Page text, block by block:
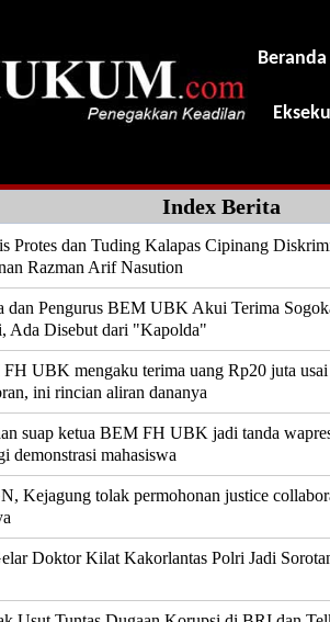
Beranda
Index Berita
Protes dan Tuding Kalapas Cipinang
Razman Arif Nasution
dan Pengurus BEM UBK Akui Terima
Ada Disebut dari "Kapolda"
UBK mengaku terima uang Rp20 juta usai
ini rincian aliran dananya
suap ketua BEM FH UBK jadi tanda
demonstrasi mahasiswa
Kejagung tolak permohonan justice
Doktor Kilat Kakorlantas Polri Jadi